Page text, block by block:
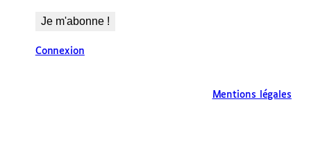
Connexion
Mentions légales